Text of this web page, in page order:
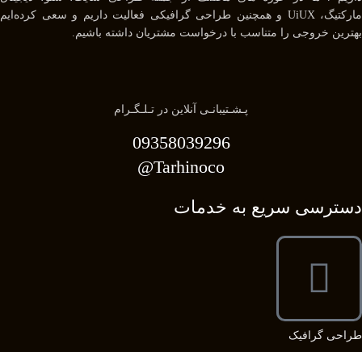
مارکتیگ، UiUX و همچنین طراحی گرافیکی فعالیت داریم و سعی کرده‌ایم
بهترین خروجی را متناسب با درخواست مشتریان داشته باشیم.
پـشـتیبانـی آنلاین در تـلـگـرام
09358039296
Tarhinoco@​
دسترسی سریع به خدمات
طراحی گرافیک